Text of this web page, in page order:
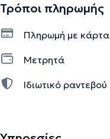
Τρόποι πληρωμής
Πληρωμή με κάρτα
Μετρητά
Ιδιωτικό ραντεβού